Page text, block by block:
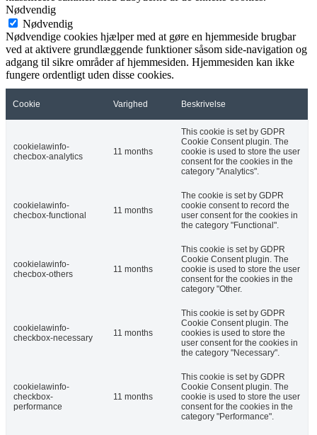
Nødvendig
Nødvendig
Nødvendige cookies hjælper med at gøre en hjemmeside brugbar
ved at aktivere grundlæggende funktioner såsom side-navigation og
adgang til sikre områder af hjemmesiden. Hjemmesiden kan ikke
fungere ordentligt uden disse cookies.
Cookie Varighed Beskrivelse
cookielawinfo-
checbox-analytics
11 months
This cookie is set by GDPR
Cookie Consent plugin. The
cookie is used to store the user
consent for the cookies in the
category "Analytics".
cookielawinfo-
checbox-functional
11 months
The cookie is set by GDPR
cookie consent to record the
user consent for the cookies in
the category "Functional".
cookielawinfo-
checbox-others
11 months
This cookie is set by GDPR
Cookie Consent plugin. The
cookie is used to store the user
consent for the cookies in the
category "Other.
cookielawinfo-
checkbox-necessary
11 months
This cookie is set by GDPR
Cookie Consent plugin. The
cookies is used to store the
user consent for the cookies in
the category "Necessary".
cookielawinfo-
checkbox-
performance
11 months
This cookie is set by GDPR
Cookie Consent plugin. The
cookie is used to store the user
consent for the cookies in the
category "Performance".